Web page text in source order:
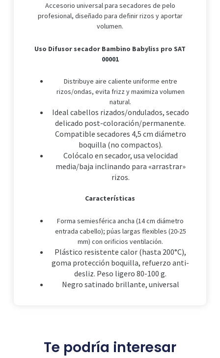
Accesorio universal para secadores de pelo
profesional, diseñado para definir rizos y aportar
volumen.
Uso Difusor secador Bambino Babyliss pro SAT
00001
Distribuye aire caliente uniforme entre
rizos/ondas, evita frizz y maximiza volumen
natural.
Ideal cabellos rizados/ondulados, secado
delicado post-coloración/permanente.
Compatible secadores 4,5 cm diámetro
boquilla (no compactos).
Colócalo en secador, usa velocidad
media/baja inclinando para «arrastrar»
rizos.
Características
Forma semiesférica ancha (14 cm diámetro
entrada cabello); púas largas flexibles (20-25
mm) con orificios ventilación.
Plástico resistente calor (hasta 200°C),
goma protección boquilla, refuerzo anti-
desliz. Peso ligero 80-100 g.
Negro satinado brillante, universal
Te podría interesar